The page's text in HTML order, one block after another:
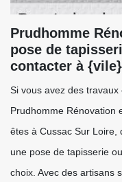
Prudhomme
pose de
contacter à
Si vous avez des travaux
Prudhomme Rénovation
êtes à Cussac Sur Loire,
une pose de tapisserie
choix. Avec des artisans